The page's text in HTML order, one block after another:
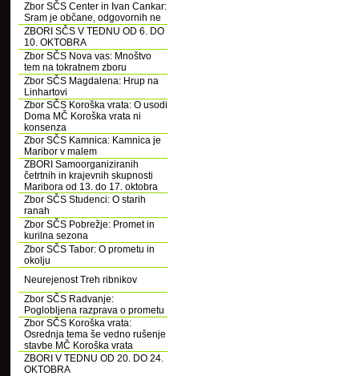
Zbor SČS Center in Ivan Cankar:
Sram je občane, odgovornih ne
ZBORI SČS V TEDNU OD 6. DO
10. OKTOBRA
Zbor SČS Nova vas: Mnoštvo
tem na tokratnem zboru
Zbor SČS Magdalena: Hrup na
Linhartovi
Zbor SČS Koroška vrata: O usodi
Doma MČ Koroška vrata ni
konsenza
Zbor SČS Kamnica: Kamnica je
Maribor v malem
ZBORI Samoorganiziranih
četrtnih in krajevnih skupnosti
Maribora od 13. do 17. oktobra
Zbor SČS Studenci: O starih
ranah
Zbor SČS Pobrežje: Promet in
kurilna sezona
Zbor SČS Tabor: O prometu in
okolju
Neurejenost Treh ribnikov
Zbor SČS Radvanje:
Poglobljena razprava o prometu
Zbor SČS Koroška vrata:
Osrednja tema še vedno rušenje
stavbe MČ Koroška vrata
ZBORI V TEDNU OD 20. DO 24.
OKTOBRA